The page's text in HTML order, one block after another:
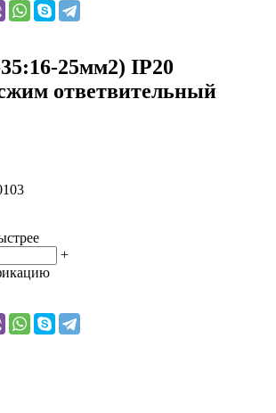
25мм2) IP20
ответвительный
+